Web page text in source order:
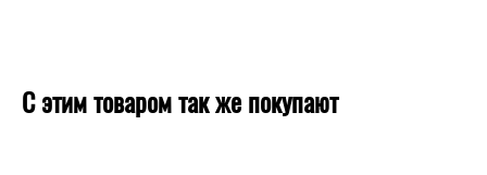
С этим товаром так же покупают